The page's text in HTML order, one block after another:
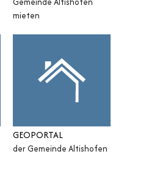
mieten
GEOPORTAL
der Gemeinde Altishofen